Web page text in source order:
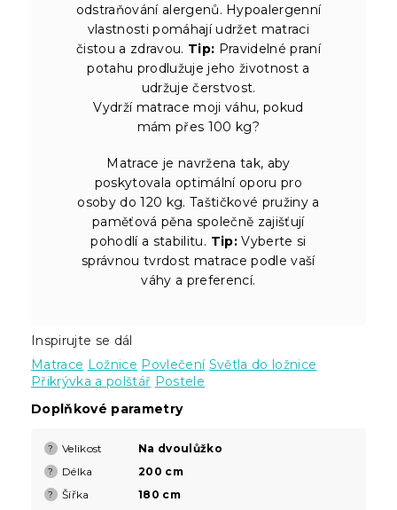
odstraňování alergenů. Hypoalergenní
vlastnosti pomáhají udržet matraci
čistou a zdravou. Tip: Pravidelné praní
potahu prodlužuje jeho životnost a
udržuje čerstvost.
Vydrží matrace moji váhu, pokud
mám přes 100 kg?
Matrace je navržena tak, aby
poskytovala optimální oporu pro
osoby do 120 kg. Taštičkové pružiny a
paměťová pěna společně zajišťují
pohodlí a stabilitu. Tip:Vyberte si
správnou tvrdost matrace podle vaší
váhy a preferencí.
Inspirujte se dál
Matrace Ložnice Povlečení Světla do ložnice
Přikrývka a polštář Postele
Doplňkové parametry
? Velikost Na dvoulůžko
? Délka 200 cm
? Šířka 180 cm